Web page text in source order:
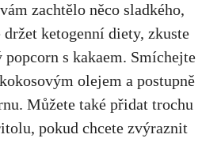
zachtělo něco sladkého,
držet‍ ketogenní diety, zkuste
s kakaem. Smíchejte
olejem a postupně
Můžete také přidat trochu
pokud chcete zvýraznit